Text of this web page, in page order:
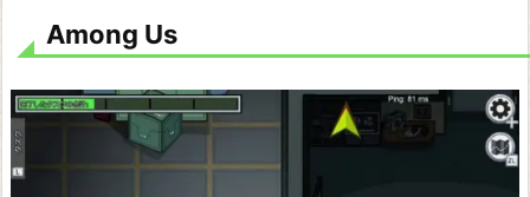
ー
ド
ラ
Among Us